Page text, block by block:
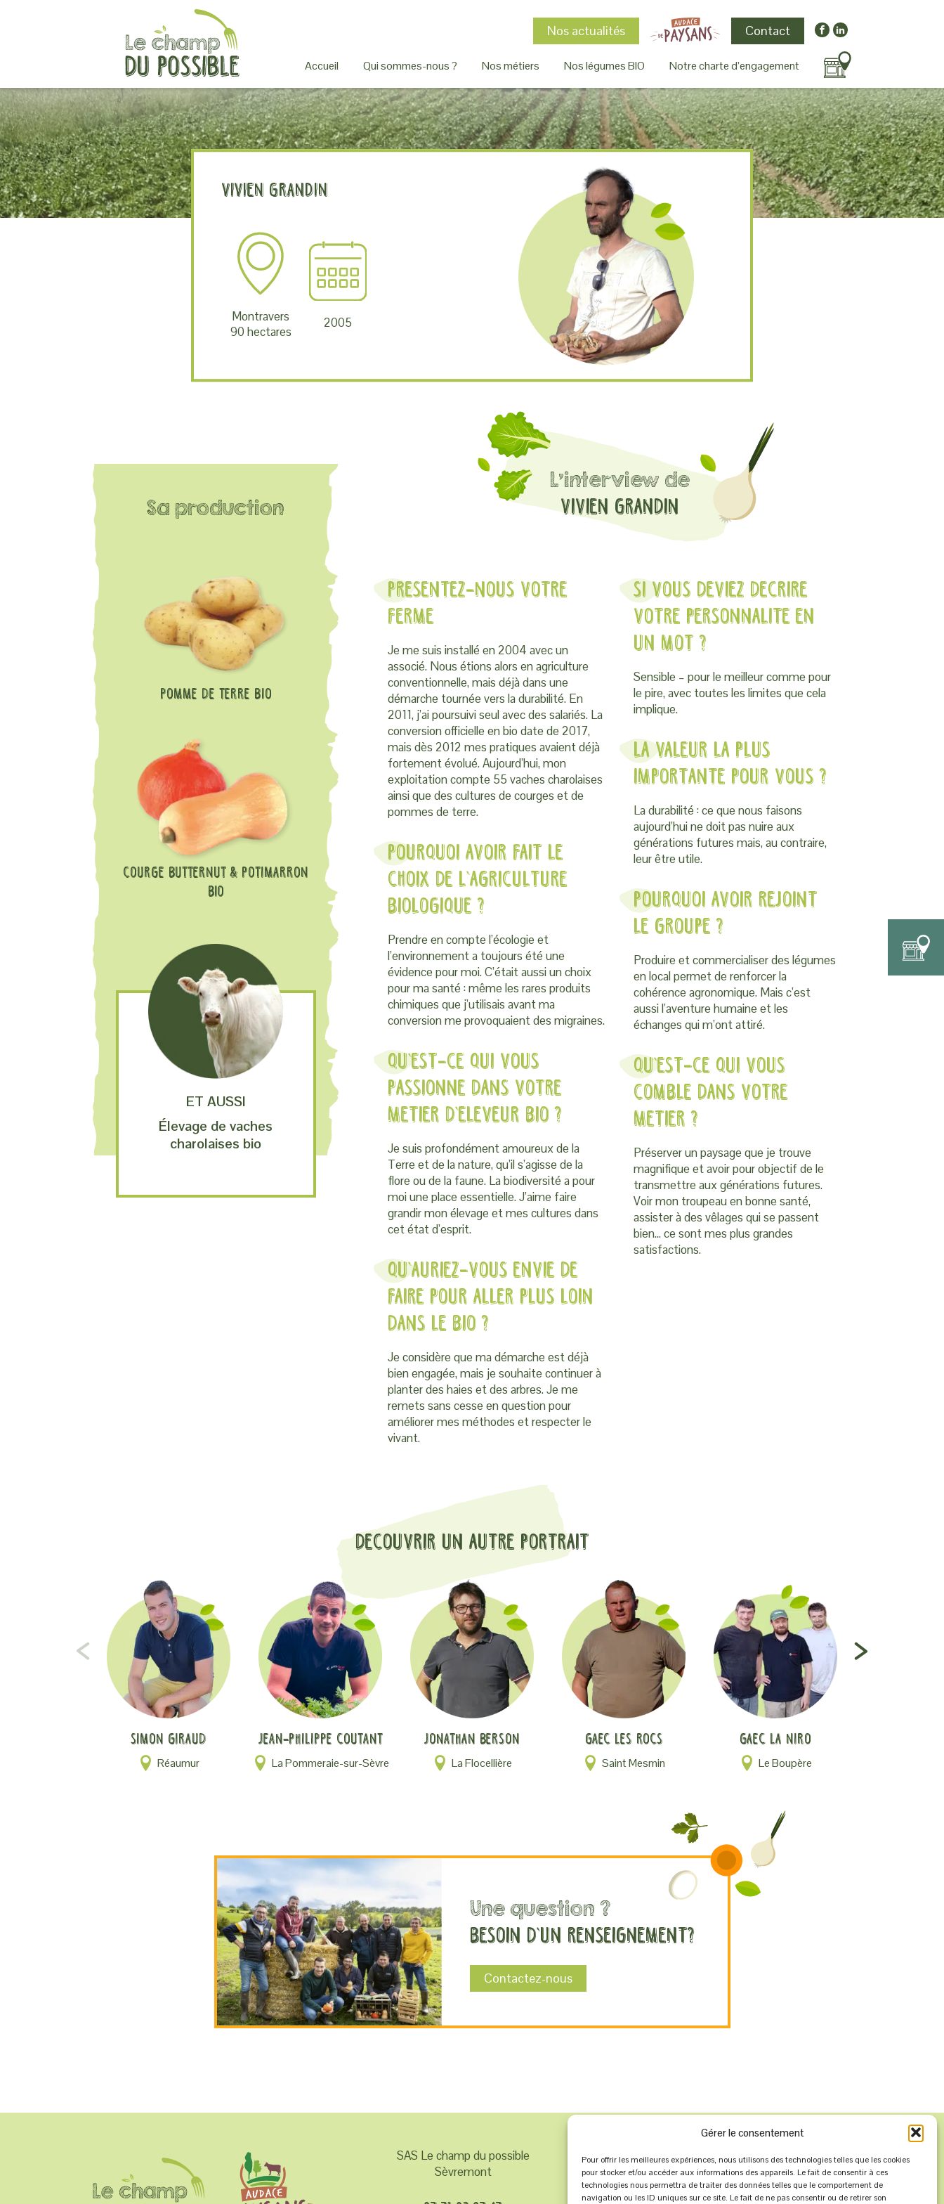
Gérer le consentement
Pour offrir les meilleures expériences, nous utilisons des technologies telles que les cookies
pour stocker et/ou accéder aux informations des appareils. Le fait de consentir à ces
technologies nous permettra de traiter des données telles que le comportement de
navigation ou les ID uniques sur ce site. Le fait de ne pas consentir ou de retirer son
Nos actualités Contact
Accueil Qui sommes-nous ? Nos métiers Nos légumes BIO Notre charte d’engagement
Vivien Grandin
Montravers
90 hectares
2005
Sa production
Pomme de terre bio
Courge Butternut & Potimarron
BIO
ET AUSSI
Élevage de vaches
charolaises bio
L'interview de
Vivien Grandin
Presentez-nous votre
ferme
Je me suis installé en 2004 avec un
associé. Nous étions alors en agriculture
conventionnelle, mais déjà dans une
démarche tournée vers la durabilité. En
2011, j’ai poursuivi seul avec des salariés. La
conversion officielle en bio date de 2017,
mais dès 2012 mes pratiques avaient déjà
fortement évolué. Aujourd’hui, mon
exploitation compte 55 vaches charolaises
ainsi que des cultures de courges et de
pommes de terre.
Pourquoi avoir fait le
choix de l’agriculture
biologique ?
Prendre en compte l’écologie et
l’environnement a toujours été une
évidence pour moi. C’était aussi un choix
pour ma santé : même les rares produits
chimiques que j’utilisais avant ma
conversion me provoquaient des migraines.
Qu’est-ce qui vous
passionne dans votre
metier d’eleveur bio ?
Je suis profondément amoureux de la
Terre et de la nature, qu’il s’agisse de la
flore ou de la faune. La biodiversité a pour
moi une place essentielle. J’aime faire
grandir mon élevage et mes cultures dans
cet état d’esprit.
Qu’auriez-vous envie de
faire pour aller plus loin
dans le Bio ?
Je considère que ma démarche est déjà
bien engagée, mais je souhaite continuer à
planter des haies et des arbres. Je me
remets sans cesse en question pour
améliorer mes méthodes et respecter le
vivant.
Si vous deviez decrire
votre personnalite en
un mot ?
Sensible – pour le meilleur comme pour
le pire, avec toutes les limites que cela
implique.
La valeur la plus
importante pour vous ?
La durabilité : ce que nous faisons
aujourd’hui ne doit pas nuire aux
générations futures mais, au contraire,
leur être utile.
Pourquoi avoir rejoint
le groupe ?
Produire et commercialiser des légumes
en local permet de renforcer la
cohérence agronomique. Mais c’est
aussi l’aventure humaine et les
échanges qui m’ont attiré.
Qu’est-ce qui vous
comble dans votre
metier ?
Préserver un paysage que je trouve
magnifique et avoir pour objectif de le
transmettre aux générations futures.
Voir mon troupeau en bonne santé,
assister à des vêlages qui se passent
bien… ce sont mes plus grandes
satisfactions.
Decouvrir un autre portrait
Simon Giraud
Réaumur
Jean-Philippe Coutant
La Pommeraie-sur-Sèvre
Jonathan Berson
La Flocellière
GAEC Les Rocs
Saint Mesmin
Gaec La Niro
Le Boupère
Une question ?
Besoin d’un renseignement?
Contactez-nous
SAS Le champ du possible
Sèvremont